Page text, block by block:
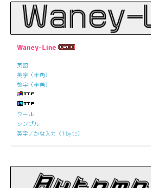
Waney-Line
英語
英字（半角）
数字（半角）
クール
シンプル
英字／かな入力（1byte）